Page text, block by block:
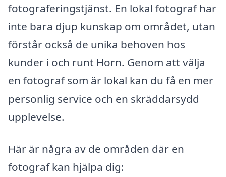
fotograferingstjänst. En lokal fotograf har
inte bara djup kunskap om området, utan
förstår också de unika behoven hos
kunder i och runt Horn. Genom att välja
en fotograf som är lokal kan du få en mer
personlig service och en skräddarsydd
upplevelse.
Här är några av de områden där en
fotograf kan hjälpa dig: